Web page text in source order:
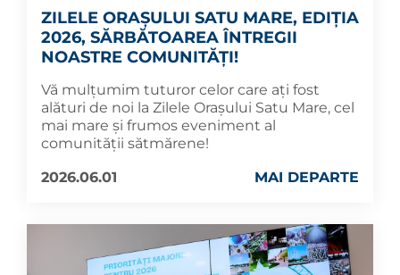
ZILELE ORAȘULUI SATU MARE, EDIȚIA
2026, SĂRBĂTOAREA ÎNTREGII
NOASTRE COMUNITĂȚI!
Vă mulțumim tuturor celor care ați fost
alături de noi la Zilele Orașului Satu Mare, cel
mai mare și frumos eveniment al
comunității sătmărene!
2026.06.01
MAI DEPARTE